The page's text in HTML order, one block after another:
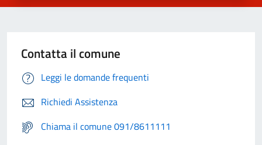
Contatta il comune
Leggi le domande frequenti
Richiedi Assistenza
Chiama il comune 091/8611111